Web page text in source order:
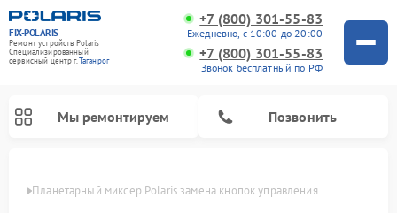
FIX-POLARIS
Ремонт устройств Polaris
Специализированный
cервисный центр г.Таганрог
+7 (800) 301-55-83
Ежедневно, с 10:00 до 20:00
+7 (800) 301-55-83
Звонок бесплатный по РФ
Мы ремонтируем Позвонить
Планетарный миксер Polaris замена кнопок управления